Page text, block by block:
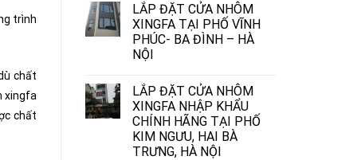
trình
chất
xingfa
chất
LẮP ĐẶT CỬA NHÔM
XINGFA TẠI PHỐ VĨNH
PHÚC- BA ĐÌNH – HÀ
NỘI
LẮP ĐẶT CỬA NHÔM
XINGFA NHẬP KHẨU
CHÍNH HÃNG TẠI PHỐ
KIM NGƯU, HAI BÀ
TRƯNG, HÀ NỘI